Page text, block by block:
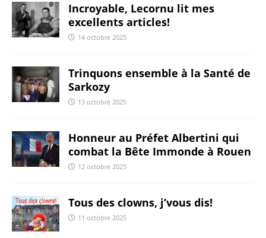
Incroyable, Lecornu lit mes
excellents articles!
14 octobre 2025
Trinquons ensemble à la Santé de
Sarkozy
13 octobre 2025
Honneur au Préfet Albertini qui
combat la Bête Immonde à Rouen
12 octobre 2025
Tous des clowns, j’vous dis!
11 octobre 2025